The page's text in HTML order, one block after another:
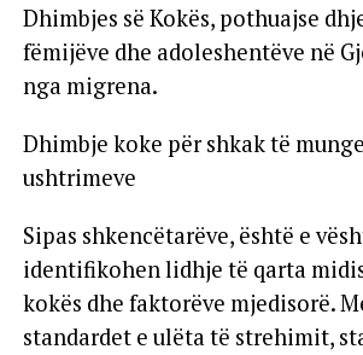
Dhimbjes së Kokës, pothuajse
fëmijëve dhe adoleshentëve në
nga migrena.
Dhimbje koke për shkak të
ushtrimeve
Sipas shkencëtarëve, është e
identifikohen lidhje të qarta
kokës dhe faktorëve mjedisorë.
standardet e ulëta të strehimit,